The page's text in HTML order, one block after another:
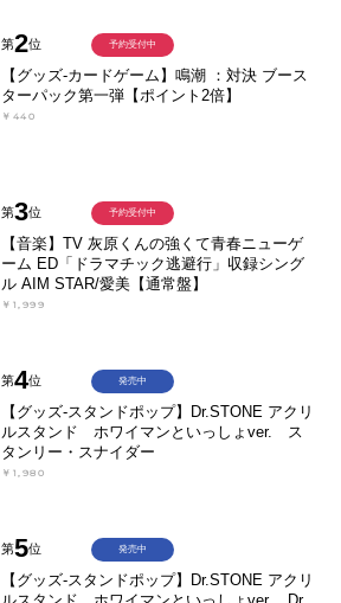
第2位
【グッズ-カードゲーム】鳴潮 ：対決 ブース
ターパック第一弾【ポイント2倍】
￥440
予約受付中
第3位
【音楽】TV 灰原くんの強くて青春ニューゲ
ーム ED「ドラマチック逃避行」収録シング
ル AIM STAR/愛美【通常盤】
￥1,999
予約受付中
第4位
【グッズ-スタンドポップ】Dr.STONE アクリ
ルスタンド ホワイマンといっしょver. ス
タンリー・スナイダー
￥1,980
発売中
第5位
【グッズ-スタンドポップ】Dr.STONE アクリ
発売中